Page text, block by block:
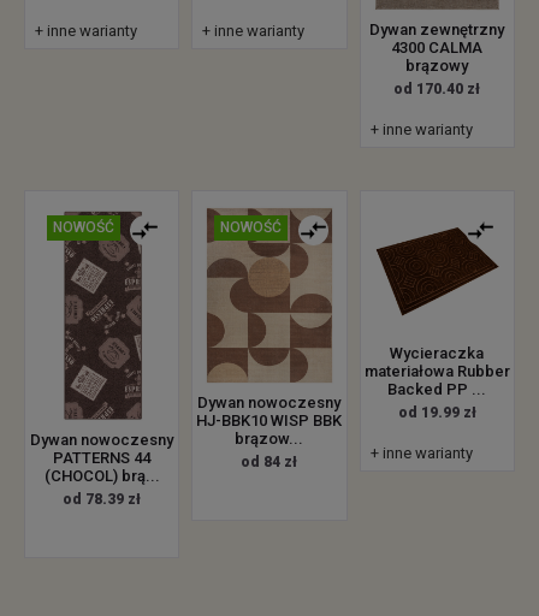
+ inne warianty + inne warianty
Dywan zewnętrzny
4300 CALMA
brązowy
od 170.40 zł
+ inne warianty
NOWOŚĆ
Dywan nowoczesny
PATTERNS 44
(CHOCOL) brą...
od 78.39 zł
NOWOŚĆ
Dywan nowoczesny
HJ-BBK10 WISP BBK
brązow...
od 84 zł
Wycieraczka
materiałowa Rubber
Backed PP ...
od 19.99 zł
+ inne warianty